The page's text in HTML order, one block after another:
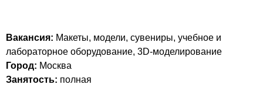
Вакансия: Макеты, модели, сувениры, учебное и
лабораторное оборудование, 3D-моделирование
Город: Москва
Занятость: полная